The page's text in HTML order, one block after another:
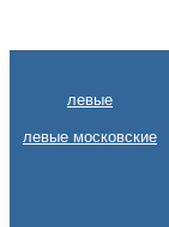
левые
левые московские